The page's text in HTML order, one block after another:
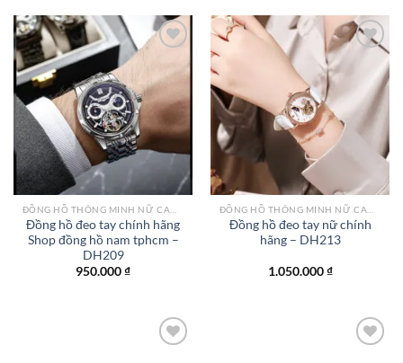
wishlist
Đồng hồ đeo tay chính hãng
Shop đồng hồ nam tphcm –
DH209
950.000₫
Add to
wishlist
Đồng hồ đeo tay nữ chính
hãng – DH213
1.050.000₫